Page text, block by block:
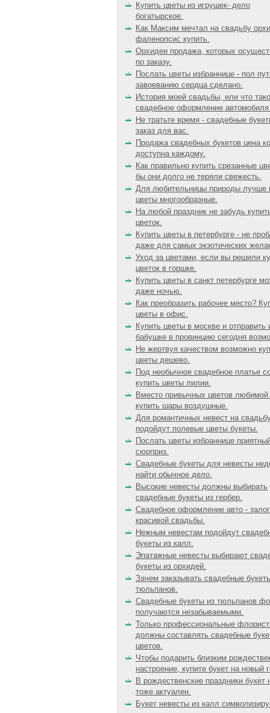
Купить цветы из игрушек- дело
богатырское.
Как Максим мечтал на свадьбу
фаленопсис купить.
Орхидеи продажа, которых
по заказу.
Послать цветы избраннице - пол
завоеванию сердца сделано.
История моей свадьбы, или что
свадебное оформление
Не тратьте время - свадебные
заказ для вас.
Продажа свадебных букетов цена
доступна каждому.
Как правильно купить срезанные
бы они долго не теряли свежесть.
Для любительницы природы лучше
цветы многообразные.
На любой праздник не забудь
цветок.
Купить цветы в петербурге - не
даже для самых экзотических
Уход за цветами, если вы решили
цветок в горшке.
Купить цветы в санкт петербурге
даже ночью.
Как преобразить рабочее место?
цветы в офис.
Купить цветы в москве и отправить
бабушке в провинцию сегодня
Не жертвуя качеством возможно
цветы дешево.
Под необычное свадебное платье
купить цветы лилии.
Вместо привычных цветов
купить шары воздушные.
Для романтичных невест на
подойдут полевые цветы букеты.
Послать цветы избраннице
сюрприз.
Свадебные букеты для невесты
найти обычное дело.
Высокие невесты должны выбирать
свадебные букеты из гербер.
Свадебное оформление авто - залог
красивой свадьбы.
Нежным невестам подойдут
букеты из калл.
Эпатажные невесты выбирают
букеты из орхидей.
Зачем заказывать свадебные
тюльпанов.
Свадебные букеты из тюльпанов
получаются незабываемыми.
Только профессиональные
должны составлять свадебные
цветов.
Чтобы подарить близким
настроение, купите букет на новый
В рождественские праздники букет
тоже актуален.
Букет невесты из калл